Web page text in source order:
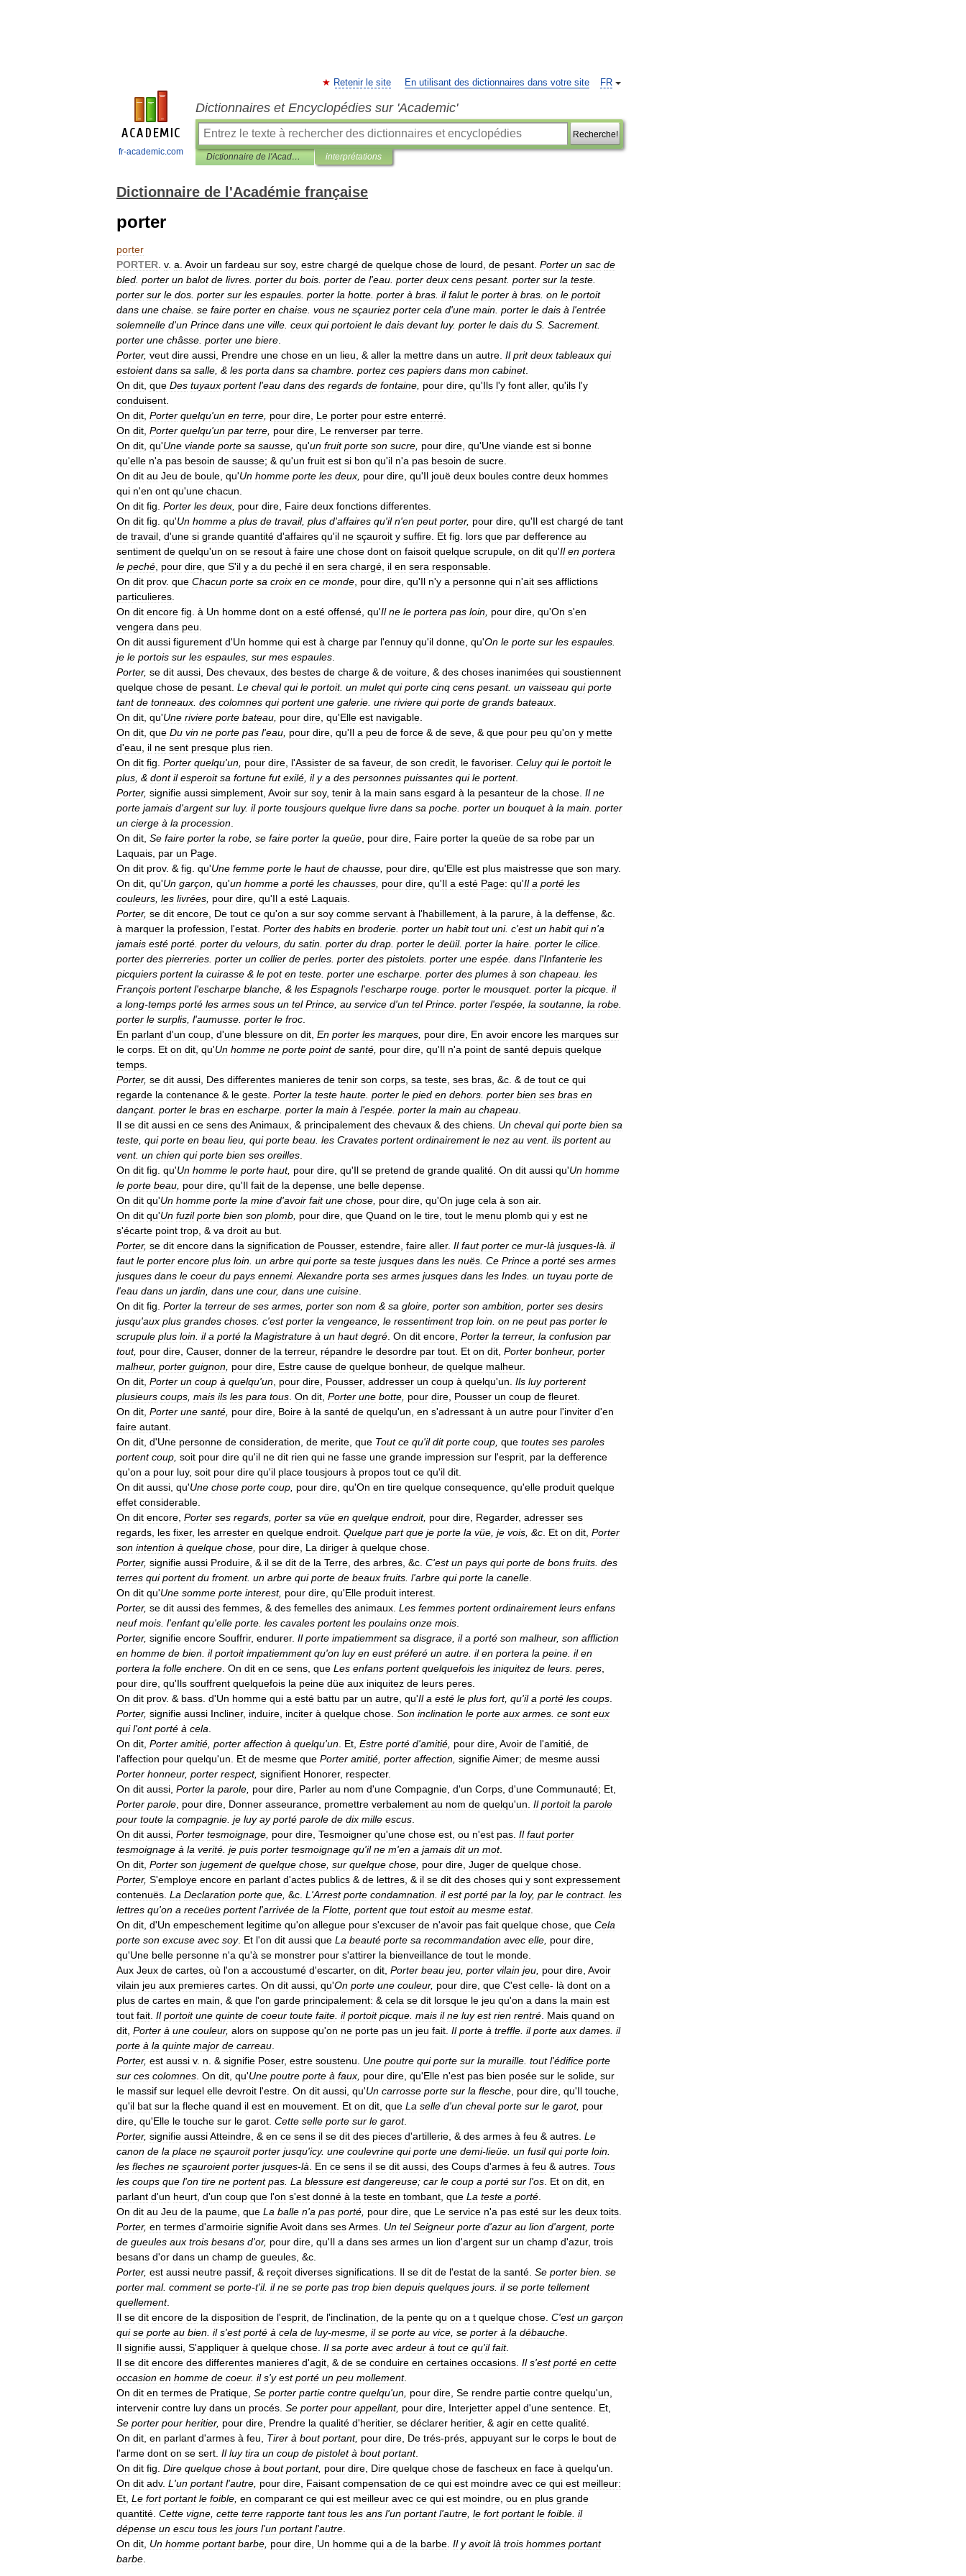
fr-academic.com
FR
Retenir le site En utilisant des dictionnaires dans votre site
Dictionnaires et Encyclopédies sur 'Academic'
Recherche!
Dictionnaire de l'Académie française interprétations
Dictionnaire de l'Académie française
porter
porter
PORTER v. a Avoir un fardeau sur soy, estre chargé de quelque chose de lourd de pesant Porter un sac de
bled porter un balot de livres porter du bois porter de l'eau porter deux cens pesant. porter sur la teste
porter sur le dos porter sur les espaules porter la hotte porter à bras il falut le porter à bras on le portoit
dans une chaise se faire porter en chaise vous ne sçauriez porter cela d'une main porter le dais à l'entrée
solemnelle d'un Prince dans une ville ceux qui portoient le dais devant luy. porter le dais du S Sacrement.
porter une châsse porter une biere
Porter, veut dire aussi Prendre une chose en un lieu , & aller la mettre dans un autre Il prit deux tableaux qui
estoient dans sa salle , & les porta dans sa chambre portez ces papiers dans mon cabinet.
On dit que Des tuyaux portent l'eau dans des regards de fontaine pour dire qu'Ils l'y font aller, qu'ils l'y
conduisent
On dit Porter quelqu'un en terre pour dire Le porter pour estre enterré
On dit Porter quelqu'un par terre pour dire Le renverser par terre
On dit qu'Une viande porte sa sausse qu'un fruit porte son sucre pour dire qu'Une viande est si bonne
qu'elle n'a pas besoin de sausse; & qu'un fruit est si bon qu'il n'a pas besoin de sucre
On dit au Jeu de boule qu'Un homme porte les deux pour dire qu'Il jouë deux boules contre deux hommes
qui n'en ont qu'une chacun
On dit fig Porter les deux pour dire Faire deux fonctions differentes
On dit fig qu'Un homme a plus de travail, plus d'affaires qu'il n'en peut porter, pour dire qu'Il est chargé de tant
de travail d'une si grande quantité d'affaires qu'il ne sçauroit y suffire Et fig lors que par defference au
sentiment de quelqu'un on se resout à faire une chose dont on faisoit quelque scrupule on dit qu'Il en portera
le peché pour dire que S'il y a du peché il en sera chargé il en sera responsable
On dit prov. que Chacun porte sa croix en ce monde pour dire qu'Il n'y a personne qui n'ait ses afflictions
particulieres
On dit encore fig à Un homme dont on a esté offensé qu'Il ne le portera pas loin pour dire qu'On s'en
vengera dans peu
On dit aussi figurement d'Un homme qui est à charge par l'ennuy qu'il donne qu'On le porte sur les espaules
je le portois sur les espaules sur mes espaules
Porter, se dit aussi Des chevaux des bestes de charge & de voiture , & des choses inanimées qui soustiennent
quelque chose de pesant Le cheval qui le portoit. un mulet qui porte cinq cens pesant. un vaisseau qui porte
tant de tonneaux des colomnes qui portent une galerie une riviere qui porte de grands bateaux
On dit qu'Une riviere porte bateau pour dire qu'Elle est navigable
On dit que Du vin ne porte pas l'eau pour dire qu'Il a peu de force & de seve , & que pour peu qu'on y mette
d'eau il ne sent presque plus rien
On dit fig Porter quelqu'un pour dire l'Assister de sa faveur, de son credit le favoriser. Celuy qui le portoit le
plus , & dont il esperoit sa fortune fut exilé il y a des personnes puissantes qui le portent.
Porter, signifie aussi simplement Avoir sur soy, tenir à la main sans esgard à la pesanteur de la chose Il ne
porte jamais d'argent sur luy. il porte tousjours quelque livre dans sa poche porter un bouquet à la main porter
un cierge à la procession
On dit Se faire porter la robe se faire porter la queüe pour dire Faire porter la queüe de sa robe par un
Laquais par un Page
On dit prov. & fig qu'Une femme porte le haut de chausse pour dire qu'Elle est plus maistresse que son mary.
On dit qu'Un garçon qu'un homme a porté les chausses pour dire qu'Il a esté Page: qu'Il a porté les
couleurs les livrées pour dire qu'Il a esté Laquais
Porter, se dit encore De tout ce qu'on a sur soy comme servant à l'habillement à la parure à la deffense , &c
à marquer la profession l'estat Porter des habits en broderie porter un habit tout uni. c'est un habit qui n'a
jamais esté porté porter du velours du satin porter du drap porter le deüil. porter la haire porter le cilice
porter des pierreries porter un collier de perles porter des pistolets porter une espée dans l'Infanterie les
picquiers portent la cuirasse & le pot en teste porter une escharpe porter des plumes à son chapeau les
François portent l'escharpe blanche , & les Espagnols l'escharpe rouge porter le mousquet. porter la picque il
a long-temps porté les armes sous un tel Prince au service d'un tel Prince porter l'espée la soutanne la robe
porter le surplis l'aumusse porter le froc
En parlant d'un coup d'une blessure on dit En porter les marques pour dire En avoir encore les marques sur
le corps Et on dit qu'Un homme ne porte point de santé pour dire qu'Il n'a point de santé depuis quelque
temps
Porter, se dit aussi Des differentes manieres de tenir son corps sa teste ses bras , &c . & de tout ce qui
regarde la contenance & le geste Porter la teste haute porter le pied en dehors porter bien ses bras en
dançant. porter le bras en escharpe porter la main à l'espée porter la main au chapeau
Il se dit aussi en ce sens desAnimaux , & principalement des chevaux & des chiens Un cheval qui porte bien sa
teste qui porte en beau lieu qui porte beau les Cravates portent ordinairement le nez au vent. ils portent au
vent. un chien qui porte bien ses oreilles
On dit fig qu'Un homme le porte haut, pour dire qu'Il se pretend de grande qualité On dit aussi qu'Un homme
le porte beau pour dire qu'Il fait de la depense une belle depense
On dit qu'Un homme porte la mine d'avoir fait une chose pour dire qu'On juge cela à son air.
On dit qu'Un fuzil porte bien son plomb pour dire que Quand on le tire tout le menu plomb qui y est ne
s'écarte point trop , & va droit au but
Porter, se dit encore dans la signification de Pousser, estendre faire aller. Il faut porter ce mur-là jusques-là il
faut le porter encore plus loin un arbre qui porte sa teste jusques dans les nuës Ce Prince a porté ses armes
jusques dans le coeur du pays ennemi. Alexandre porta ses armes jusques dans les Indes un tuyau porte de
l'eau dans un jardin dans une cour, dans une cuisine
On dit fig Porter la terreur de ses armes porter son nom & sa gloire porter son ambition porter ses desirs
jusqu'aux plus grandes choses c'est porter la vengeance le ressentiment trop loin on ne peut pas porter le
scrupule plus loin il a porté la Magistrature à un haut degré On dit encore Porter la terreur, la confusion par
tout, pour dire Causer, donner de la terreur, répandre le desordre par tout Et on dit Porter bonheur, porter
malheur, porter guignon pour dire Estre cause de quelque bonheur, de quelque malheur.
On dit Porter un coup à quelqu'un pour dire Pousser, addresser un coup à quelqu'un Ils luy porterent
plusieurs coups mais ils les para tous On dit Porter une botte pour dire Pousser un coup de fleuret
On dit Porter une santé pour dire Boire à la santé de quelqu'un en s'adressant à un autre pour l'inviter d'en
faire autant
On dit d'Une personne de consideration de merite que Tout ce qu'il dit porte coup que toutes ses paroles
portent coup soit pour dire qu'il ne dit rien qui ne fasse une grande impression sur l'esprit par la defference
qu'on a pour luy, soit pour dire qu'il place tousjours à propos tout ce qu'il dit
On dit aussi qu'Une chose porte coup pour dire qu'On en tire quelque consequence qu'elle produit quelque
effet considerable
On dit encore Porter ses regards porter sa vüe en quelque endroit, pour dire Regarder, adresser ses
regards les fixer, les arrester en quelque endroit Quelque part que je porte la vüe je vois , &c Et on dit Porter
son intention à quelque chose pour dire La diriger à quelque chose
Porter, signifie aussi Produire , & il se dit de la Terre des arbres , &c C'est un pays qui porte de bons fruits des
terres qui portent du froment. un arbre qui porte de beaux fruits l'arbre qui porte la canelle
On dit qu'Une somme porte interest, pour dire qu'Elle produit interest
Porter, se dit aussi des femmes , & des femelles des animaux Les femmes portent ordinairement leurs enfans
neuf mois l'enfant qu'elle porte les cavales portent les poulains onze mois
Porter, signifie encore Souffrir, endurer. Il porte impatiemment sa disgrace il a porté son malheur, son affliction
en homme de bien il portoit impatiemment qu'on luy en eust préferé un autre il en portera la peine il en
portera la folle enchere On dit en ce sens que Les enfans portent quelquefois les iniquitez de leurs peres
pour dire qu'Ils souffrent quelquefois la peine düe aux iniquitez de leurs peres
On dit prov. & bass d'Un homme qui a esté battu par un autre qu'Il a esté le plus fort, qu'il a porté les coups
Porter, signifie aussi Incliner, induire inciter à quelque chose Son inclination le porte aux armes ce sont eux
qui l'ont porté à cela
On dit Porter amitié porter affection à quelqu'un Et Estre porté d'amitié pour dire Avoir de l'amitié de
l'affection pour quelqu'un Et de mesme que Porter amitié porter affection signifieAimer; de mesme aussi
Porter honneur, porter respect, signifient Honorer, respecter.
On dit aussi Porter la parole pour dire Parler au nom d'une Compagnie d'un Corps d'une Communauté; Et
Porter parole pour dire Donner asseurance promettre verbalement au nom de quelqu'un Il portoit la parole
pour toute la compagnie je luy ay porté parole de dix mille escus
On dit aussi Porter tesmoignage pour dire Tesmoigner qu'une chose est ou n'est pas Il faut porter
tesmoignage à la verité je puis porter tesmoignage qu'il ne m'en a jamais dit un mot.
On dit Porter son jugement de quelque chose sur quelque chose pour dire Juger de quelque chose
Porter, S'employe encore en parlant d'actes publics & de lettres , & il se dit des choses qui y sont expressement
contenuës La Declaration porte que &c L 'Arrest porte condamnation il est porté par la loy, par le contract. les
lettres qu'on a receües portent l'arrivée de la Flotte portent que tout estoit au mesme estat.
On dit d'Un empeschement legitime qu'on allegue pour s'excuser de n'avoir pas fait quelque chose que Cela
porte son excuse avec soy. Et l'on dit aussi que La beauté porte sa recommandation avec elle pour dire
qu'Une belle personne n'a qu'à se monstrer pour s'attirer la bienveillance de tout le monde
Aux Jeux de cartes où l'on a accoustumé d'escarter, on dit Porter beau jeu porter vilain jeu pour dire Avoir
vilain jeu aux premieres cartes On dit aussi qu'On porte une couleur, pour dire que C'est celle- là dont on a
plus de cartes en main , & que l'on garde principalement: & cela se dit lorsque le jeu qu'on a dans la main est
tout fait Il portoit une quinte de coeur toute faite il portoit picque mais il ne luy est rien rentré Mais quand on
dit Porter à une couleur, alors on suppose qu'on ne porte pas un jeu fait Il porte à treffle il porte aux dames il
porte à la quinte major de carreau
Porter, est aussi v. n . & signifie Poser, estre soustenu Une poutre qui porte sur la muraille tout l'édifice porte
sur ces colomnes On dit qu'Une poutre porte à faux pour dire qu'Elle n'est pas bien posée sur le solide sur
le massif sur lequel elle devroit l'estre On dit aussi qu'Un carrosse porte sur la flesche pour dire qu'Il touche
qu'il bat sur la fleche quand il est en mouvement Et on dit que La selle d'un cheval porte sur le garot, pour
dire qu'Elle le touche sur le garot Cette selle porte sur le garot.
Porter, signifie aussiAtteindre , & en ce sens il se dit des pieces d'artillerie , & des armes à feu & autres Le
canon de la place ne sçauroit porter jusqu'icy. une coulevrine qui porte une demi-lieüe un fusil qui porte loin
les fleches ne sçauroient porter jusques-là En ce sens il se dit aussi des Coups d'armes à feu & autres Tous
les coups que l'on tire ne portent pas La blessure est dangereuse; car le coup a porté sur l'os Et on dit en
parlant d'un heurt d'un coup que l'on s'est donné à la teste en tombant que La teste a porté
On dit au Jeu de la paume que La balle n'a pas porté pour dire que Le service n'a pas esté sur les deux toits
Porter, en termes d'armoirie signifieAvoit dans sesArmes Un tel Seigneur porte d'azur au lion d'argent, porte
de gueules aux trois besans d'or, pour dire qu'Il a dans ses armes un lion d'argent sur un champ d'azur, trois
besans d'or dans un champ de gueules , &c
Porter, est aussi neutre passif , & reçoit diverses significations Il se dit de l'estat de la santé Se porter bien se
porter mal. comment se porte-t'il. il ne se porte pas trop bien depuis quelques jours il se porte tellement
quellement.
Il se dit encore de la disposition de l'esprit de l'inclination de la pente qu on a t quelque chose C'est un garçon
qui se porte au bien il s'est porté à cela de luy-mesme il se porte au vice se porter à la débauche
Il signifie aussi S'appliquer à quelque chose Il sa porte avec ardeur à tout ce qu'il fait.
Il se dit encore des differentes manieres d'agit , & de se conduire en certaines occasions Il s'est porté en cette
occasion en homme de coeur. il s'y est porté un peu mollement.
On dit en termes de Pratique Se porter partie contre quelqu'un pour dire Se rendre partie contre quelqu'un
intervenir contre luy dans un procés Se porter pour appellant, pour dire Interjetter appel d'une sentence Et
Se porter pour heritier, pour dire Prendre la qualité d'heritier, se déclarer heritier, & agir en cette qualité
On dit en parlant d'armes à feu Tirer à bout portant, pour dire De trés-prés appuyant sur le corps le bout de
l'arme dont on se sert Il luy tira un coup de pistolet à bout portant.
On dit fig Dire quelque chose à bout portant, pour dire Dire quelque chose de fascheux en face à quelqu'un
On dit adv. L 'un portant l'autre pour dire Faisant compensation de ce qui est moindre avec ce qui est meilleur:
Et Le fort portant le foible en comparant ce qui est meilleur avec ce qui est moindre ou en plus grande
quantité Cette vigne cette terre rapporte tant tous les ans l'un portant l'autre le fort portant le foible il
dépense un escu tous les jours l'un portant l'autre
On dit Un homme portant barbe pour dire Un homme qui a de la barbe Il y avoit là trois hommes portant
barbe